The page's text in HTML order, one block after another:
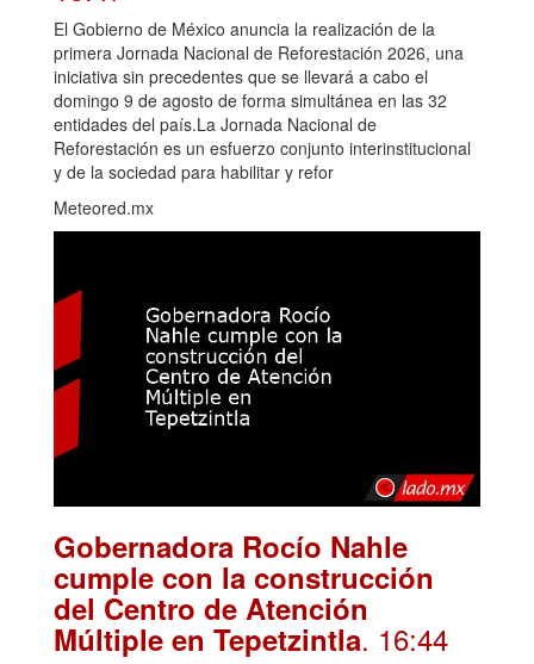
El Gobierno de México anuncia la realización de la
primera Jornada Nacional de Reforestación 2026, una
iniciativa sin precedentes que se llevará a cabo el
domingo 9 de agosto de forma simultánea en las 32
entidades del país.La Jornada Nacional de
Reforestación es un esfuerzo conjunto interinstitucional
y de la sociedad para habilitar y refor
Meteored.mx
Gobernadora Rocío Nahle
cumple con la construcción
del Centro de Atención
Múltiple en Tepetzintla. 16:44